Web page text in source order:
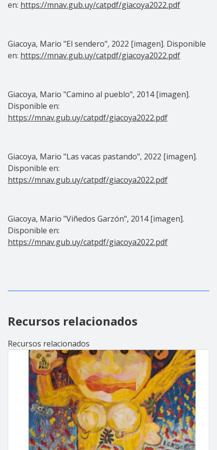
en: https://mnav.gub.uy/catpdf/giacoya2022.pdf
Giacoya, Mario "El sendero", 2022 [imagen]. Disponible
en: https://mnav.gub.uy/catpdf/giacoya2022.pdf
Giacoya, Mario "Camino al pueblo", 2014 [imagen].
Disponible en:
https://mnav.gub.uy/catpdf/giacoya2022.pdf
Giacoya, Mario "Las vacas pastando", 2022 [imagen].
Disponible en:
https://mnav.gub.uy/catpdf/giacoya2022.pdf
Giacoya, Mario "Viñedos Garzón", 2014 [imagen].
Disponible en:
https://mnav.gub.uy/catpdf/giacoya2022.pdf
Recursos relacionados
Recursos relacionados